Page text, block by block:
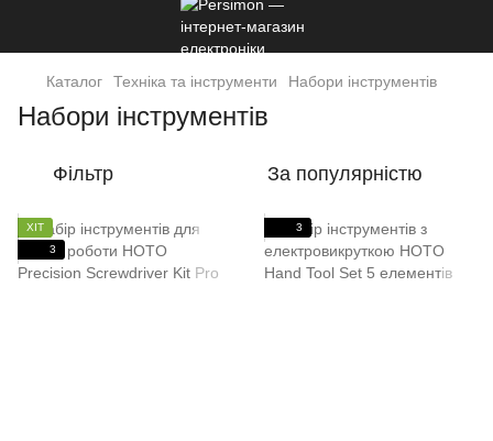
Каталог Техніка та інструменти Набори інструментів
Набори інструментів
Фільтр За популярністю
ХІТ
3
3